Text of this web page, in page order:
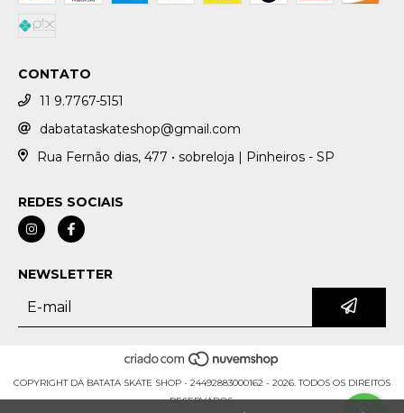
CONTATO
11 9.7767-5151
dabatataskateshop@gmail.com
Rua Fernão dias, 477 • sobreloja | Pinheiros - SP
REDES SOCIAIS
NEWSLETTER
COPYRIGHT DA BATATA SKATE SHOP - 24492883000162 - 2026. TODOS OS DIREITOS
RESERVADOS.